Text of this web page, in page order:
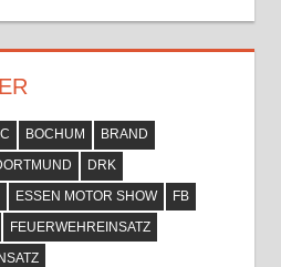
BOCHUM
BRAND
DRK
ESSEN MOTOR SHOW
FB
FEUERWEHREINSATZ